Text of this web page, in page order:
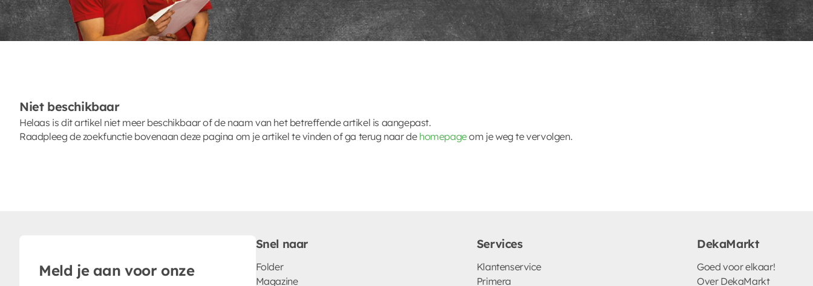
Niet beschikbaar
Helaas is dit artikel niet meer beschikbaar of de naam van het betreffende artikel is aangepast.
Raadpleeg de zoekfunctie bovenaan deze pagina om je artikel te vinden of ga terug naar de homepageom je weg te vervolgen.
Meld je aan voor onze
Snel naar
Folder
Magazine
Services
Klantenservice
Primera
DekaMarkt
Goed voor elkaar!
Over DekaMarkt